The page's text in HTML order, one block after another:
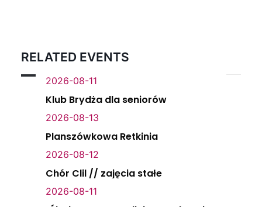
RELATED EVENTS
2026-08-11
Klub Brydża dla seniorów
2026-08-13
Planszówkowa Retkinia
2026-08-12
Chór Clil // zajęcia stałe
2026-08-11